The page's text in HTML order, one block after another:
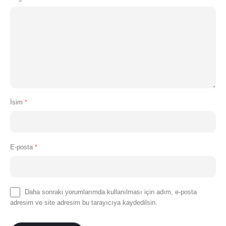
İsim *
E-posta *
Daha sonraki yorumlarımda kullanılması için adım, e-posta
adresim ve site adresim bu tarayıcıya kaydedilsin.